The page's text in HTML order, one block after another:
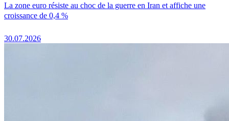
La zone euro résiste au choc de la guerre en Iran et affiche une
croissance de 0,4 %
30.07.2026